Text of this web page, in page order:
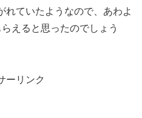
れていたようなので、あわよ
えると思ったのでしょう
ーリンク